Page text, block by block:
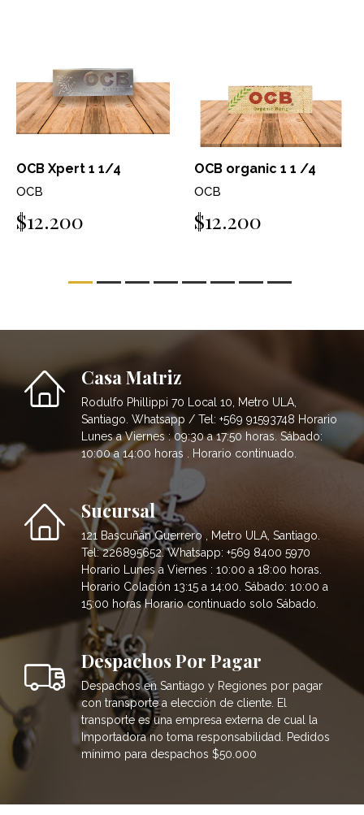
OCB Xpert 1 1/4
OCB
$12.200
OCB organic 1 1 /4
OCB
$12.200
Casa Matriz
Rodulfo Phillippi 70 Local 10, Metro ULA,
Santiago. Whatsapp / Tel: +569 91593748 Horario
Lunes a Viernes : 09:30 a 17:50 horas. Sábado:
10:00 a 14:00 horas . Horario continuado.
Sucursal
121 Bascuñán Guerrero , Metro ULA, Santiago.
Tel: 226895652. Whatsapp: +569 8400 5970
Horario Lunes a Viernes : 10:00 a 18:00 horas.
Horario Colación 13:15 a 14:00. Sábado: 10:00 a
15:00 horas Horario continuado solo Sábado.
Despachos Por Pagar
Despachos en Santiago y Regiones por pagar
con transporte a elección de cliente. El
transporte es una empresa externa de cual la
Importadora no toma responsabilidad. Pedidos
mínimo para despachos $50.000